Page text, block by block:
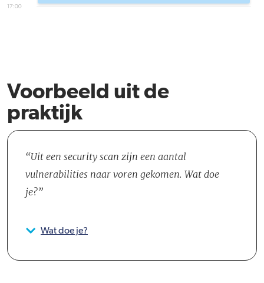
17:00
Voorbeeld uit de
praktijk
Uit een security scan zijn een aantal
vulnerabilities naar voren gekomen. Wat doe
je?
Wat doe je?